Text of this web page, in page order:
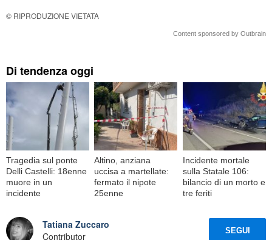
© RIPRODUZIONE VIETATA
Content sponsored by Outbrain
Di tendenza oggi
Tragedia sul ponte
Delli Castelli: 18enne
muore in un
incidente
Altino, anziana
uccisa a martellate:
fermato il nipote
25enne
Incidente mortale
sulla Statale 106:
bilancio di un morto e
tre feriti
Tatiana Zuccaro
Contributor
SEGUI